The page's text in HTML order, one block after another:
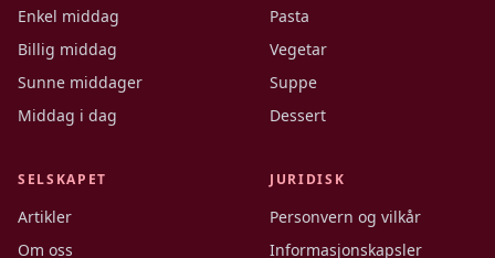
Enkel middag
Billig middag
Sunne middager
Middag i dag
Pasta
Vegetar
Suppe
Dessert
SELSKAPET
Artikler
Om oss
JURIDISK
Personvern og vilkår
Informasjonskapsler